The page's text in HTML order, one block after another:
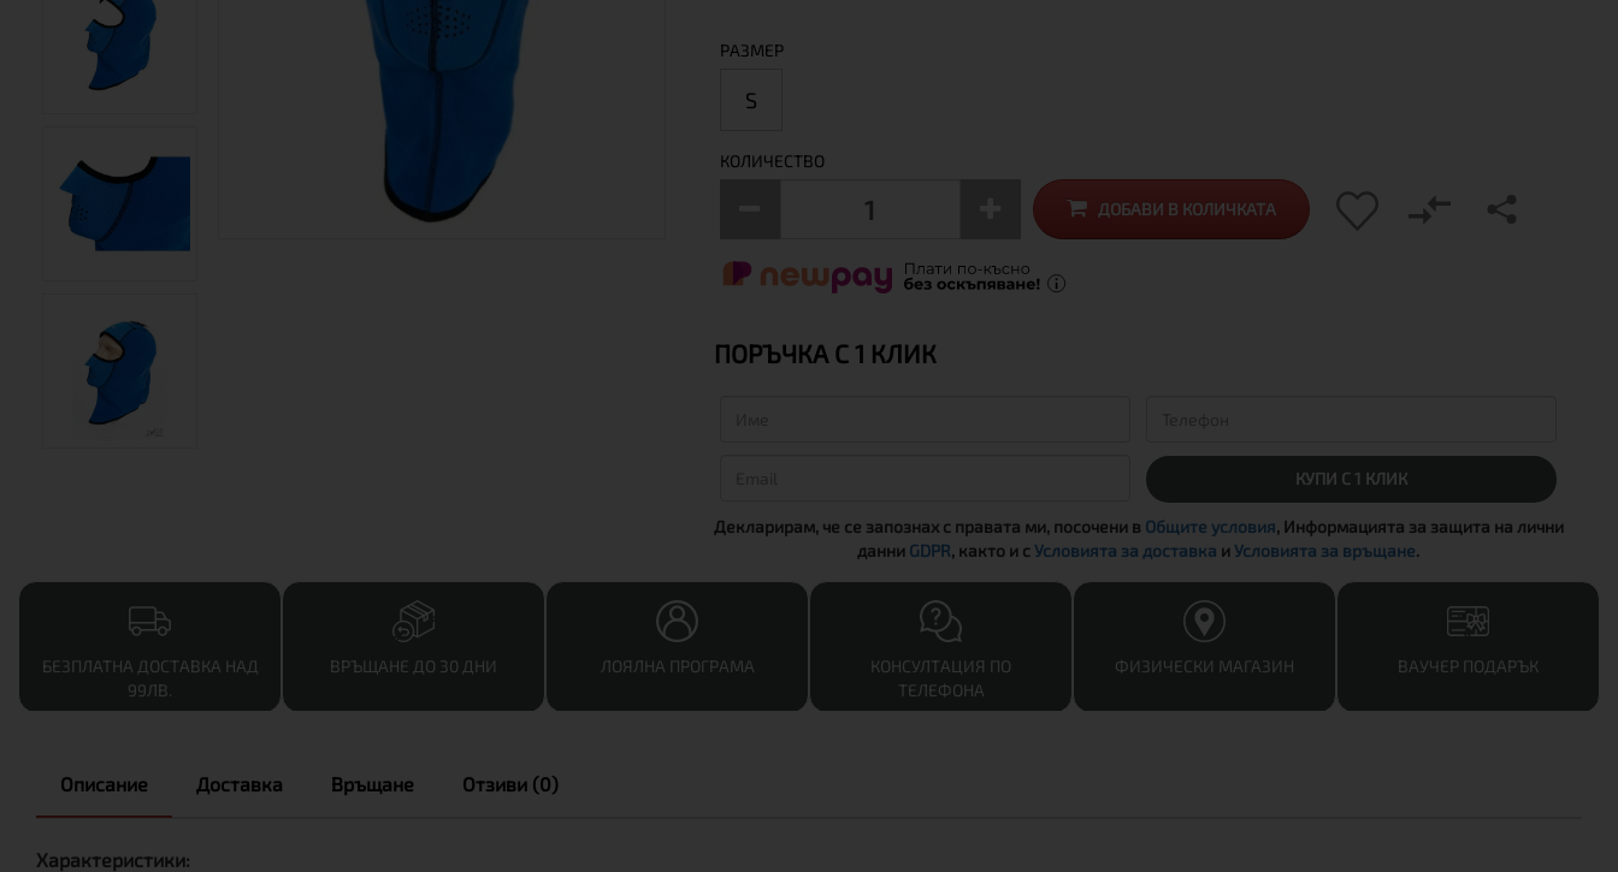
РАЗМЕР
S
КОЛИЧЕСТВО
ДОБАВИ В КОЛИЧКАТА
ПОРЪЧКА С 1 КЛИК
КУПИ С 1 КЛИК
Декларирам, че се запознах с правата ми, посочени в Общите условия, Информацията за защита на лични
данни GDPR, както и сУсловията за доставка иУсловията за връщане.
БЕЗПЛАТНА ДОСТАВКА НАД
99ЛВ.
ВРЪЩАНЕ ДО 30 ДНИ ЛОЯЛНА ПРОГРАМА
КОНСУЛТАЦИЯ ПО
ТЕЛЕФОНА
ФИЗИЧЕСКИ МАГАЗИН ВАУЧЕР ПОДАРЪК
Описание Доставка Връщане Отзиви (0)
Характеристики: